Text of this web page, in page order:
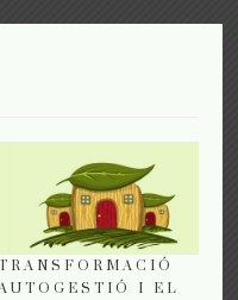
I EL